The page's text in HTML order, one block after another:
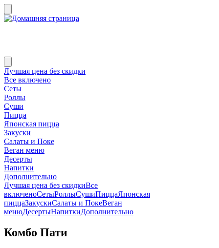
Лучшая цена без скидки
Все включено
Сеты
Роллы
Суши
Пицца
Японская пицца
Закуски
Салаты и Поке
Веган меню
Десерты
Напитки
Дополнительно
Лучшая цена без скидкиВсе
включеноСетыРоллыСушиПиццаЯпонская
пиццаЗакускиСалаты и ПокеВеган
менюДесертыНапиткиДополнительно
Комбо Пати